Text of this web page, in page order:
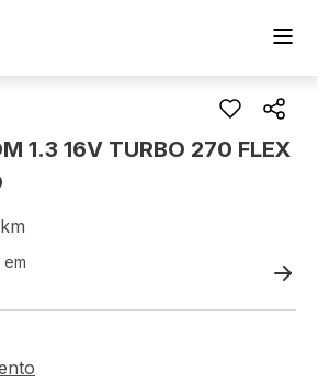
1.3 16V TURBO 270 FLEX
km